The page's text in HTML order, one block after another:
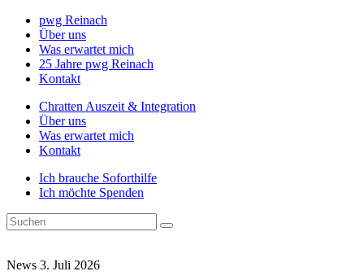
pwg Reinach
Über uns
Was erwartet mich
25 Jahre pwg Reinach
Kontakt
Chratten Auszeit & Integration
Über uns
Was erwartet mich
Kontakt
Ich brauche Soforthilfe
Ich möchte Spenden
News 3. Juli 2026